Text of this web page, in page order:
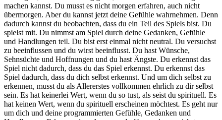
machen kannst. Du musst es nicht morgen erfahren, auch nicht
übermorgen. Aber du kannst jetzt deine Gefühle wahrnehmen. Denn
dadurch kannst du beobachten, dass du ein Teil des Spiels bist. Du
spielst mit. Du nimmst am Spiel durch deine Gedanken, Gefühle
und Handlungen teil. Du bist erst einmal nicht neutral. Du versuchst
zu beeinflussen und du wirst beeinflusst. Du hast Wünsche,
Sehnsüchte und Hoffnungen und du hast Ängste. Du erkennst das
Spiel nicht dadurch, dass du das Spiel erkennst. Du erkennst das
Spiel dadurch, dass du dich selbst erkennst. Und um dich selbst zu
erkennen, musst du als Allererstes vollkommen ehrlich zu dir selbst
sein. Es hat keinerlei Wert, wenn du so tust, als seist du spirituell. Es
hat keinen Wert, wenn du spirituell erscheinen möchtest. Es geht nur
um dich und deine programmierten Gefühle, Gedanken und